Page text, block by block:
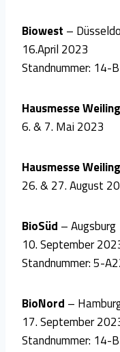
Biowest –
16.April 2023
Standnummer: 14-
Hausmesse Weiling
6. & 7. Mai 2023
Hausmesse Weiling
26. & 27. August
BioSüd – Augsburg
10. September
Standnummer: 5-
BioNord –
17. September
Standnummer: 14-